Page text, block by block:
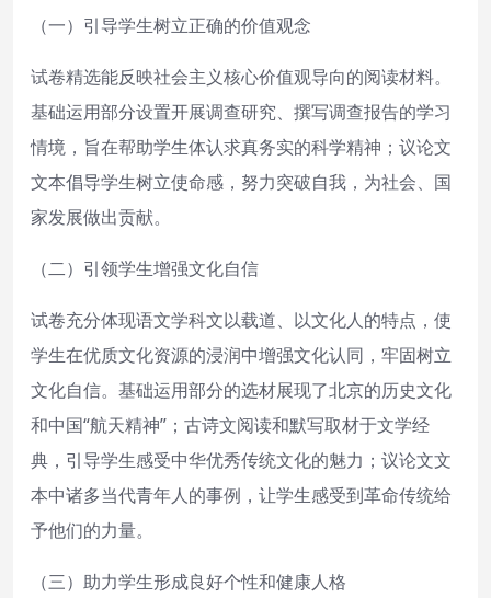
（一）引导学生树立正确的价值观念
试卷精选能反映社会主义核心价值观导向的阅读材料。
基础运用部分设置开展调查研究、撰写调查报告的学习
情境，旨在帮助学生体认求真务实的科学精神；议论文
文本倡导学生树立使命感，努力突破自我，为社会、国
家发展做出贡献。
（二）引领学生增强文化自信
试卷充分体现语文学科文以载道、以文化人的特点，使
学生在优质文化资源的浸润中增强文化认同，牢固树立
文化自信。基础运用部分的选材展现了北京的历史文化
和中国“航天精神”；古诗文阅读和默写取材于文学经
典，引导学生感受中华优秀传统文化的魅力；议论文文
本中诸多当代青年人的事例，让学生感受到革命传统给
予他们的力量。
（三）助力学生形成良好个性和健康人格